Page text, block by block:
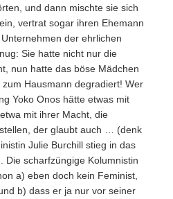
und dann mischte sie sich
vertrat sogar ihren Ehemann
der ehrlichen
Sie hatte nicht nur die
nun hatte das böse Mädchen
Hausmann degradiert! Wer
Yoko Onos hätte etwas mit
mit ihrer Macht, die
der glaubt auch … (denk
Julie Burchill stieg in das
Die scharfzüngige Kolumnistin
a) eben doch kein Feminist,
b) dass er ja nur vor seiner